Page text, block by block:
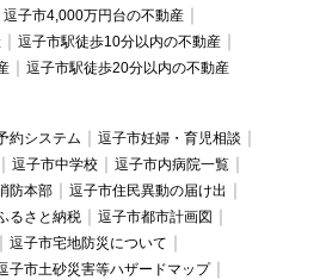
逗子市4,000万円台の不動産
逗子市駅徒歩10分以内の不動産
逗子市駅徒歩20分以内の不動産
約システム
逗子市妊婦・育児相談
逗子市中学校
逗子市内病院一覧
防本部
逗子市住民異動の届け出
るさと納税
逗子市都市計画図
逗子市宅地防災について
子市土砂災害等ハザードマップ